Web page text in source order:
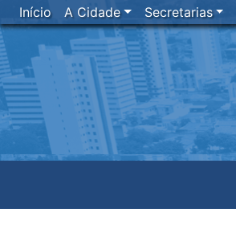
Início A Cidade Secretarias